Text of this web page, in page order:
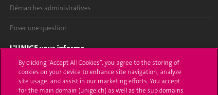
Démarches administratives
Poser une question
L'UNIGE vous informe
UNIGE Mobile
Médias
By clicking “Accept All Cookies”, you agree to the storing of
cookies on your device to enhance site navigation, analyze
site usage, and assist in our marketing efforts. You accept
for the main domain (unige.ch) as well as the sub domains